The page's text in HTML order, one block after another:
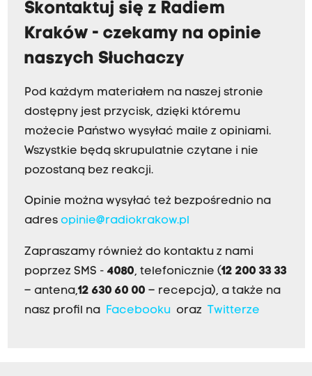
Skontaktuj się z Radiem
Kraków - czekamy na opinie
naszych Słuchaczy
Pod każdym materiałem na naszej stronie
dostępny jest przycisk, dzięki któremu
możecie Państwo wysyłać maile z opiniami.
Wszystkie będą skrupulatnie czytane i nie
pozostaną bez reakcji.
Opinie można wysyłać też bezpośrednio na
adres opinie@radiokrakow.pl
Zapraszamy również do kontaktu z nami
poprzez SMS - 4080, telefonicznie (12 200 33 33
– antena,12 630 60 00 – recepcja), a także na
nasz profil na
Facebookuoraz Twitterze